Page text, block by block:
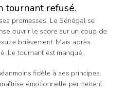
tournant refusé.
promesses. Le Sénégal se
ouvrir le score sur un coup de
brièvement. Mais après
Le tournant est manqué.
fidèle à ses principes.
émotionnelle permettent